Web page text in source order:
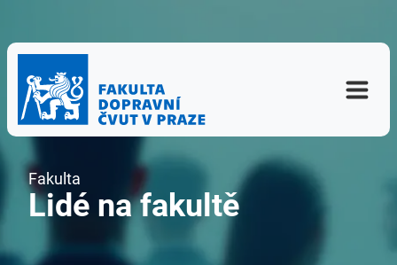
Fakulta
Lidé na fakultě